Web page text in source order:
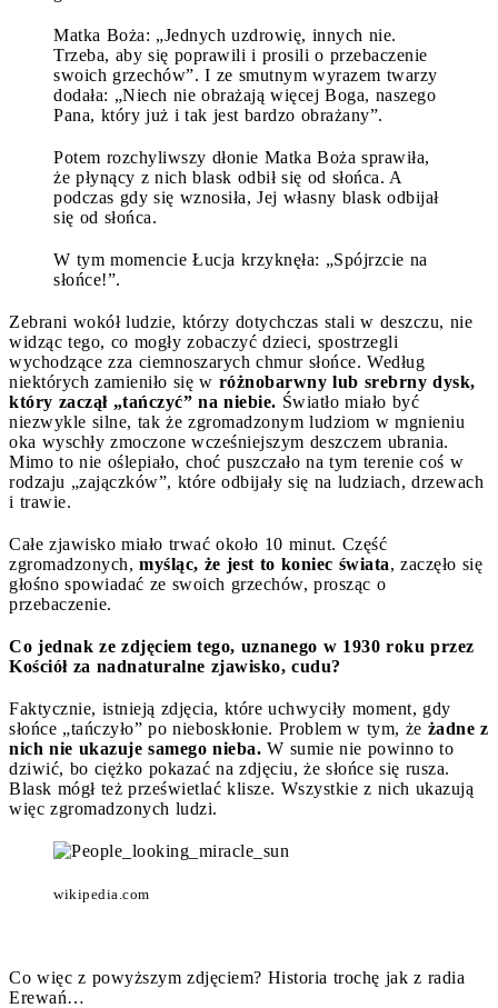
Matka Boża: „Jednych uzdrowię, innych nie.
Trzeba, aby się poprawili i prosili o przebaczenie
swoich grzechów”. I ze smutnym wyrazem twarzy
dodała: „Niech nie obrażają więcej Boga, naszego
Pana, który już i tak jest bardzo obrażany”.
Potem rozchyliwszy dłonie Matka Boża sprawiła,
że płynący z nich blask odbił się od słońca. A
podczas gdy się wznosiła, Jej własny blask odbijał
się od słońca.
W tym momencie Łucja krzyknęła: „Spójrzcie na
słońce!”.
Zebrani wokół ludzie, którzy dotychczas stali w deszczu, nie
widząc tego, co mogły zobaczyć dzieci, spostrzegli
wychodzące zza ciemnoszarych chmur słońce. Według
niektórych zamieniło się w różnobarwny lub srebrny dysk,
który zaczął „tańczyć” na niebie. Światło miało być
niezwykle silne, tak że zgromadzonym ludziom w mgnieniu
oka wyschły zmoczone wcześniejszym deszczem ubrania.
Mimo to nie oślepiało, choć puszczało na tym terenie coś w
rodzaju „zajączków”, które odbijały się na ludziach, drzewach
i trawie.
Całe zjawisko miało trwać około 10 minut. Część
zgromadzonych, myśląc, że jest to koniec świata, zaczęło się
głośno spowiadać ze swoich grzechów, prosząc o
przebaczenie.
Co jednak ze zdjęciem tego, uznanego w 1930 roku przez
Kościół za nadnaturalne zjawisko, cudu?
Faktycznie, istnieją zdjęcia, które uchwyciły moment, gdy
słońce „tańczyło” po nieboskłonie. Problem w tym, że żadne z
nich nie ukazuje samego nieba. W sumie nie powinno to
dziwić, bo ciężko pokazać na zdjęciu, że słońce się rusza.
Blask mógł też prześwietlać klisze. Wszystkie z nich ukazują
więc zgromadzonych ludzi.
wikipedia.com
Co więc z powyższym zdjęciem? Historia trochę jak z radia
Erewań…